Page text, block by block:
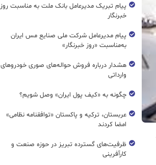
پیام تبریک مدیرعامل بانک ملت به مناسبت روز
خبرنگار
پیام مدیرعامل شرکت ملی صنایع مس ایران
به‌مناسبت «روز خبرنگار»
هشدار درباره فروش حواله‌های صوری خودروهای
وارداتی
چگونه به «کیف پول ایران» وصل شویم؟
عربستان، ترکیه و پاکستان «توافقنامه نظامی»
امضا کردند
ظرفیت‌های گسترده‌ تبریز در حوزه صنعت و
کارآفرینی